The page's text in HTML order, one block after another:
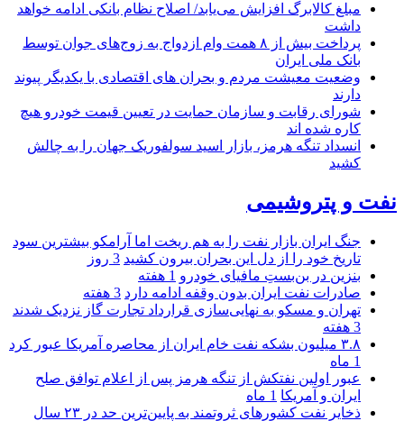
مبلغ کالابرگ افزایش می‌یابد/ اصلاح نظام بانکی ادامه خواهد
داشت
پرداخت بیش از ۸ همت وام ازدواج به زوج‌های جوان توسط
بانک ملی ایران
وضعیت معیشت مردم و بحران های اقتصادی با یکدیگر پیوند
دارند
شورای رقابت و سازمان حمایت در تعیین قیمت خودرو هیچ
کاره شده اند
انسداد تنگه هرمز، بازار اسید سولفوریک جهان را به چالش
کشید
نفت و پتروشیمی
جنگ ایران بازار نفت را به هم ریخت اما آرامکو بیشترین سود
تاریخ خود را از دل این بحران بیرون کشید 3 روز
بنزین در بن‌بستِ مافیای خودرو 1 هفته
صادرات نفت ایران بدون وقفه ادامه دارد 3 هفته
تهران و مسکو به نهایی‌سازی قرارداد تجارت گاز نزدیک شدند
3 هفته
۳.۸ میلیون بشکه نفت خام ایران از محاصره آمریکا عبور کرد
1 ماه
عبور اولین نفتکش از تنگه هرمز پس از اعلام توافق صلح
ایران و آمریکا 1 ماه
ذخایر نفت کشورهای ثروتمند به پایین‌ترین حد در ۲۳ سال